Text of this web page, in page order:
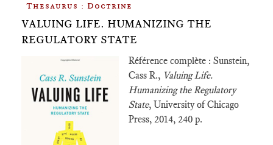
Thesaurus : Doctrine
VALUING LIFE. HUMANIZING THE
REGULATORY STATE
Référence complète : Sunstein,
Cass R., Valuing Life.
Humanizing the Regulatory
State, University of Chicago
Press, 2014, 240 p.